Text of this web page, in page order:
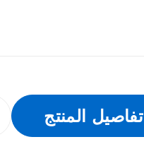
تفاصيل المنتج